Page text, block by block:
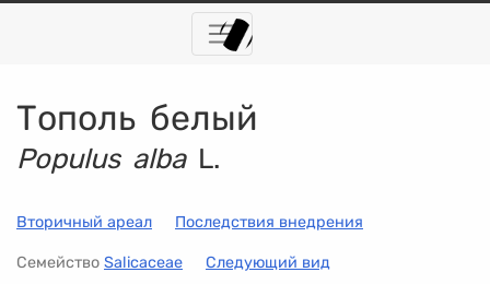
Тополь белый
Populus albaL.
Вторичный ареал Последствия внедрения
Семейство Salicaceae Следующий вид